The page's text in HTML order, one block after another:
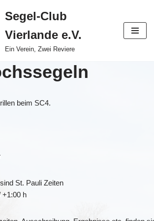
Segel-Club
Vierlande e.V.
Ein Verein, Zwei Reviere
beim SC4.
St. Pauli Zeiten
+1:00 h